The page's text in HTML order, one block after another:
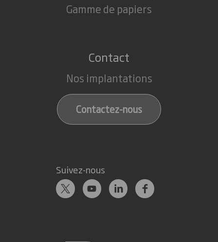
Gamme de papiers
Contact
Nos implantations
Contactez-nous
Suivez-nous